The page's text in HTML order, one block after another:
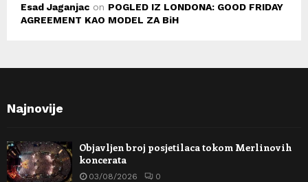
Esad Jaganjac on POGLED IZ LONDONA: GOOD FRIDAY
AGREEMENT KAO MODEL ZA BiH
Najnovije
Objavljen broj posjetilaca tokom Merlinovih
koncerata
03/08/2026 0